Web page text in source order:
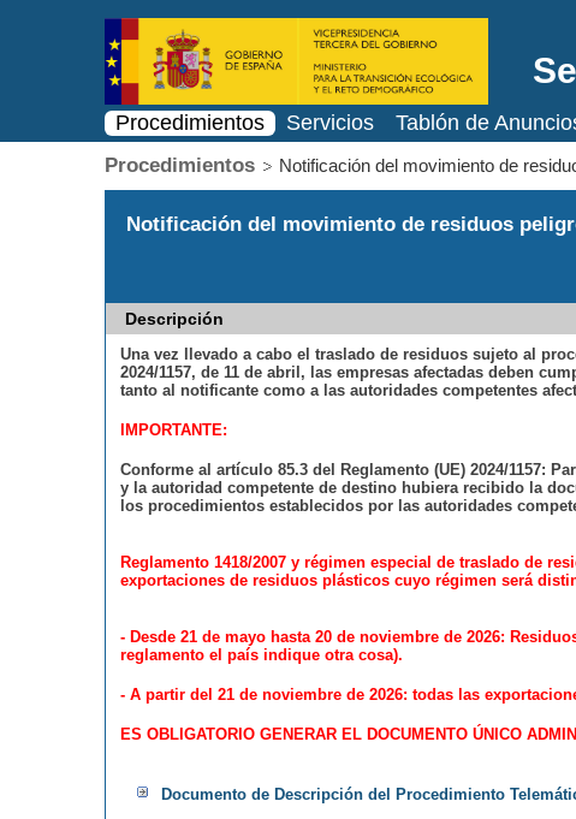
Procedimientos Servicios Tablón de
Procedimientos Notificación del movimiento de
Notificación del movimiento de residuos
Descripción
Una vez llevado a cabo el traslado de residuos sujeto al
2024/1157, de 11 de abril, las empresas afectadas deben
tanto al notificante como a las autoridades competentes
IMPORTANTE:
Conforme al artículo 85.3 del Reglamento (UE) 2024/1157:
y la autoridad competente de destino hubiera recibido la
los procedimientos establecidos por las autoridades
Reglamento 1418/2007 y régimen especial de traslado de
exportaciones de residuos plásticos cuyo régimen será
- Desde 21 de mayo hasta 20 de noviembre de 2026:
reglamento el país indique otra cosa).
- A partir del 21 de noviembre de 2026: todas las
ES OBLIGATORIO GENERAR EL DOCUMENTO ÚNICO
Documento de Descripción del Procedimiento